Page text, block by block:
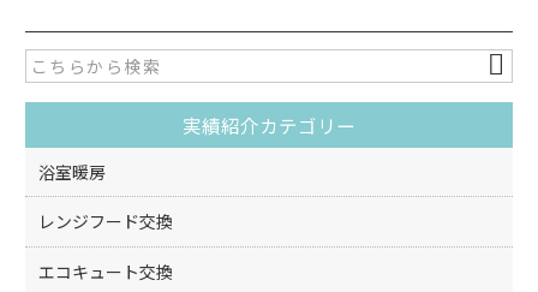
e
b
o
o
k
er
実績紹介カテゴリー
浴室暖房
レンジフード交換
エコキュート交換